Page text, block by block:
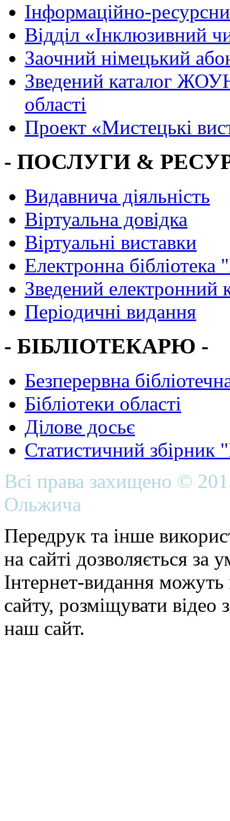
Інформаційно-
Вiддiл «Інклюзивний
Заочний німецький
Зведений каталог
області
Проект «Мистецькі
- ПОСЛУГИ &
Видавнича діяльність
Віртуальна довідка
Віртуальні виставки
Електронна
Зведений електронний
Періодичні видання
- БІБЛІОТЕКАРЮ -
Безперервна
Бібліотеки області
Ділове досьє
Статистичний
Всі права захищено ©
Ольжича
Передрук та інше
на сайті дозволяється
Інтернет-видання можуть
сайту, розміщувати відео
наш сайт.